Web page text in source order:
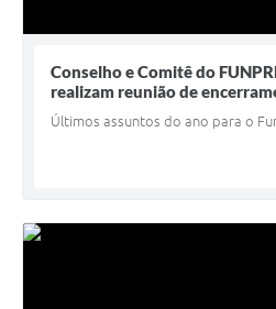
Conselho e Comitê do
realizam reunião de
Últimos assuntos do ano para o